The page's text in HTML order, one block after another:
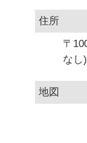
住所
〒
なし)
地図